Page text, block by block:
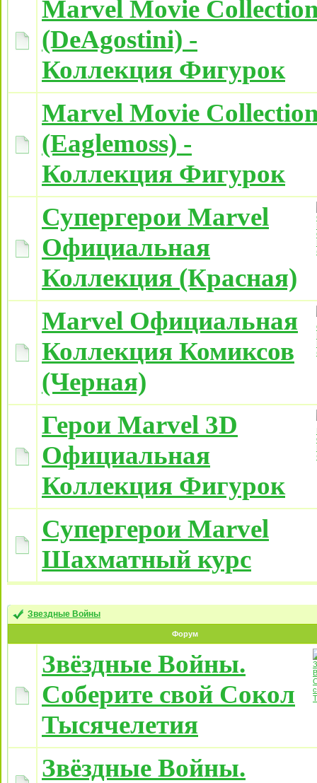
Marvel Movie
(DeAgostini) -
Коллекция Фигурок
Marvel Movie
(Eaglemoss) -
Коллекция Фигурок
Супергерои Marvel
Официальная
Коллекция (Красная)
Marvel Официальная
Коллекция Комиксов
(Черная)
Герои Marvel 3D
Официальная
Коллекция Фигурок
Супергерои Marvel
Шахматный курс
Звездные Войны
Форум
Звёздные Войны.
Соберите свой Сокол
Тысячелетия
Звёздные Войны.